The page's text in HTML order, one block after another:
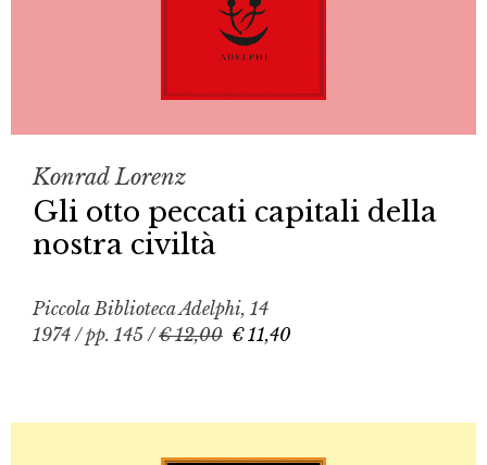
Konrad Lorenz
Gli otto peccati capitali della
nostra civiltà
Piccola Biblioteca Adelphi, 14
1974 / pp. 145 /€ 12,00 € 11,40